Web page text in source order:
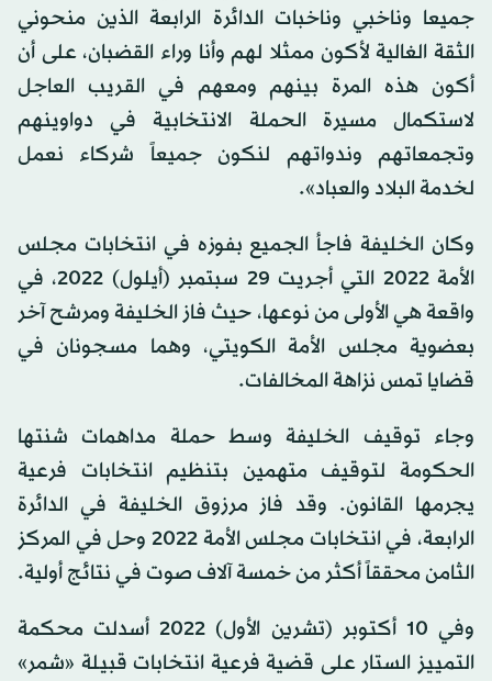
جميعا وناخبي وناخبات الدائرة الرابعة الذين منحوني
الثقة الغالية لأكون ممثلا لهم وأنا وراء القضبان، على أن
أكون هذه المرة بينهم ومعهم في القريب العاجل
لاستكمال مسيرة الحملة الانتخابية في دواوينهم
وتجمعاتهم وندواتهم لنكون جميعاً شركاء نعمل
لخدمة البلاد والعباد».
وكان الخليفة فاجأ الجميع بفوزه في انتخابات مجلس
الأمة 2022 التي أجريت 29 سبتمبر (أيلول) 2022، في
واقعة هي الأولى من نوعها، حيث فاز الخليفة ومرشح آخر
بعضوية‫ مجلس الأمة الكويتي، وهما مسجونان في
قضايا تمس نزاهة المخالفات.
وجاء توقيف الخليفة وسط حملة مداهمات شنتها
الحكومة لتوقيف متهمين بتنظيم انتخابات فرعية
يجرمها القانون. وقد فاز مرزوق الخليفة في الدائرة
الرابعة، في انتخابات مجلس الأمة 2022 وحل في المركز
الثامن محققاً أكثر من خمسة آلاف صوت في نتائج أولية.
وفي 10 أكتوبر (تشرين الأول) 2022 أسدلت محكمة
التمييز الستار على قضية فرعية انتخابات قبيلة «شمر»